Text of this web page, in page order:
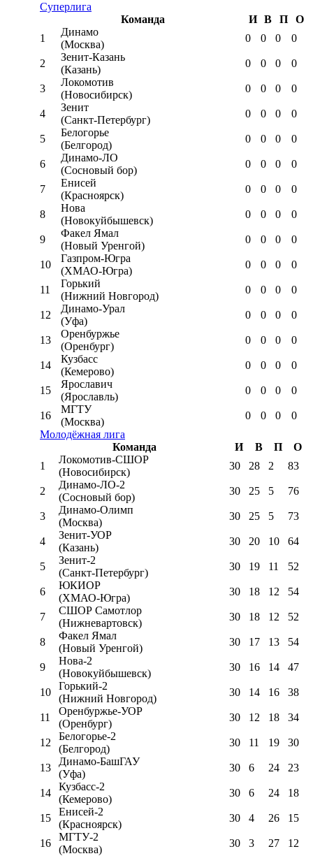
Суперлига
Команда
И В П
О
1
Динамо
(Москва)
0 0 0 0
2
Зенит-Казань
(Казань)
0 0 0 0
3
Локомотив
(Новосибирск)
0 0 0 0
4
Зенит
(Санкт-Петербург)
0 0 0 0
5
Белогорье
(Белгород)
0 0 0 0
6
Динамо-ЛО
(Сосновый бор)
0 0 0 0
7
Енисей
(Красноярск)
0 0 0 0
8
Нова
(Новокуйбышевск)
0 0 0 0
9
Факел Ямал
(Новый Уренгой)
0 0 0 0
10
Газпром-Югра
(ХМАО-Югра)
0 0 0 0
11
Горький
(Нижний Новгород)
0 0 0 0
12
Динамо-Урал
(Уфа)
0 0 0 0
13
Оренбуржье
(Оренбург)
0 0 0 0
14
Кузбасс
(Кемерово)
0 0 0 0
15
Ярославич
(Ярославль)
0 0 0 0
16
МГТУ
(Москва)
0 0 0
0
Молодёжная лига
Команда
И В П
О
1
Локомотив-CШОР
(Новосибирск)
30 28 2 83
2
Динамо-ЛО-2
(Сосновый бор)
30 25 5 76
3
Динамо-Олимп
(Москва)
30 25 5 73
4
Зенит-УОР
(Казань)
30 20 10 64
5
Зенит-2
(Санкт-Петербург)
30 19 11 52
6
ЮКИОР
(ХМАО-Югра)
30 18 12 54
7
СШОР Самотлор
(Нижневартовск)
30 18 12 52
8
Факел Ямал
(Новый Уренгой)
30 17 13 54
9
Нова-2
(Новокуйбышевск)
30 16 14 47
10
Горький-2
(Нижний Новгород)
30 14 16 38
11
Оренбуржье-УОР
(Оренбург)
30 12 18 34
12
Белогорье-2
(Белгород)
30 11 19 30
13
Динамо-БашГАУ
(Уфа)
30 6 24 23
14
Кузбасс-2
(Кемерово)
30 6 24 18
15
Енисей-2
(Красноярск)
30 4 26 15
16
МГТУ-2
(Москва)
30 3 27 12